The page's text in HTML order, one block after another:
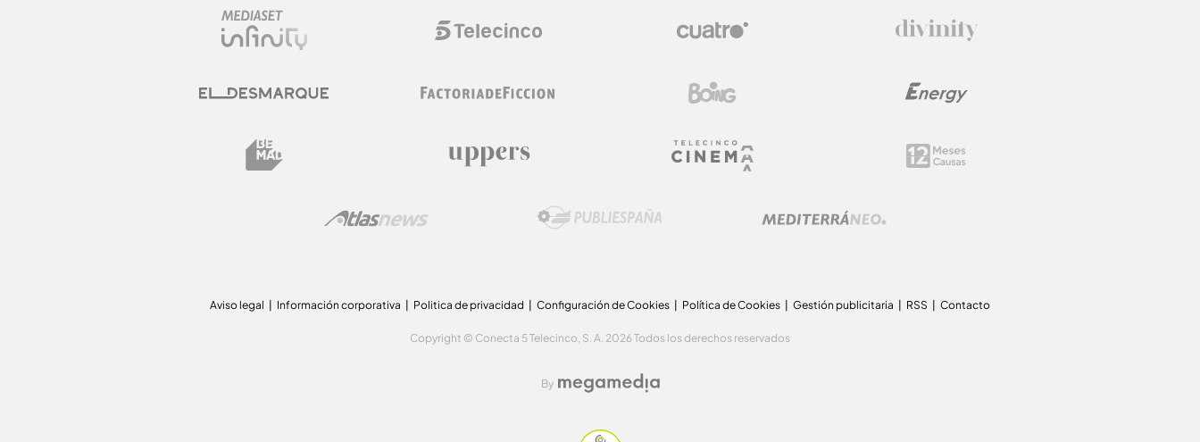
Aviso legal Información corporativa Politica de privacidad Configuración de Cookies Política de Cookies Gestión publicitaria RSS Contacto
Copyright © Conecta 5 Telecinco, S. A. 2026 Todos los derechos reservados
By